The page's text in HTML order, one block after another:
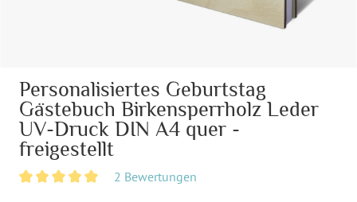
Personalisiertes Geburtstag
Gästebuch Birkensperrholz Leder
UV-Druck DIN A4 quer -
freigestellt
2 Bewertungen